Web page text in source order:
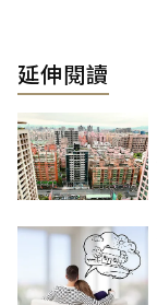
延伸閱讀